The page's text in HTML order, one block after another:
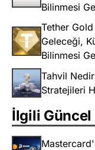
Bilinmesi
Tether Gold
Geleceği,
Bilinmesi
Tahvil
Stratejileri
İlgili